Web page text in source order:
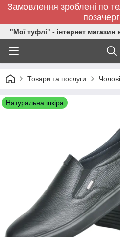
Замовлення зроблені по
"Мої туфлі" - інтернет магазин
Товари та послуги
Натуральна шкіра